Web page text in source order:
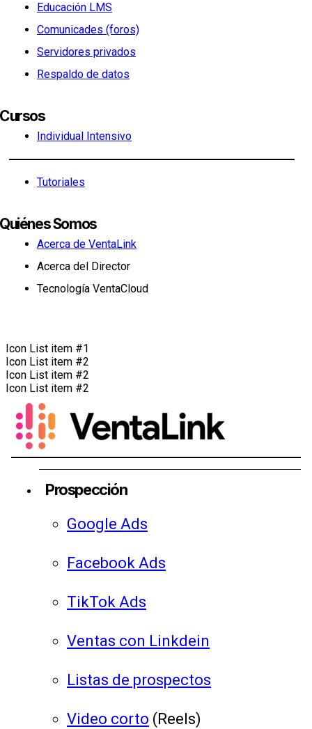
Educación LMS
Comunicades (foros)
Servidores privados
Respaldo de datos
Cursos
Individual Intensivo
Tutoriales
Quiénes Somos
Acerca de VentaLink
Acerca del Director
Tecnología VentaCloud
Icon List item #1
Icon List item #2
Icon List item #2
Icon List item #2
Prospección
Google Ads
Facebook Ads
TikTok Ads
Ventas con Linkdein
Listas de prospectos
Video corto (Reels)